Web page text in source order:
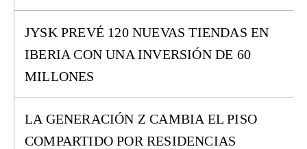
JYSK PREVÉ 120 NUEVAS TIENDAS EN
IBERIA CON UNA INVERSIÓN DE 60
MILLONES
LA GENERACIÓN Z CAMBIA EL PISO
COMPARTIDO POR RESIDENCIAS